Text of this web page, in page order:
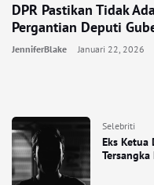
Selebriti
Eks Ketua
DPR Pastikan Tidak
Pergantian Deputi
JenniferBlake Januari 22, 2026